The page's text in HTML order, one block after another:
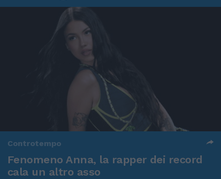
Controtempo
Fenomeno Anna, la rapper dei record
cala un altro asso